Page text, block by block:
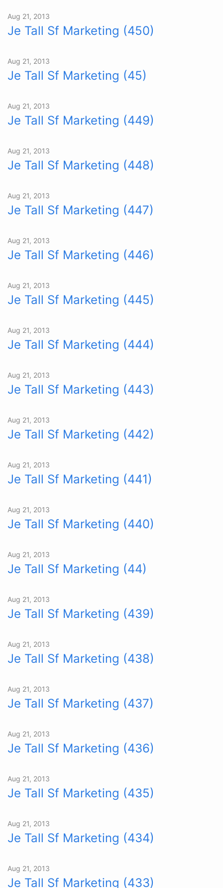
Aug 21, 2013
Je Tall Sf Marketing (450)
Aug 21, 2013
Je Tall Sf Marketing (45)
Aug 21, 2013
Je Tall Sf Marketing (449)
Aug 21, 2013
Je Tall Sf Marketing (448)
Aug 21, 2013
Je Tall Sf Marketing (447)
Aug 21, 2013
Je Tall Sf Marketing (446)
Aug 21, 2013
Je Tall Sf Marketing (445)
Aug 21, 2013
Je Tall Sf Marketing (444)
Aug 21, 2013
Je Tall Sf Marketing (443)
Aug 21, 2013
Je Tall Sf Marketing (442)
Aug 21, 2013
Je Tall Sf Marketing (441)
Aug 21, 2013
Je Tall Sf Marketing (440)
Aug 21, 2013
Je Tall Sf Marketing (44)
Aug 21, 2013
Je Tall Sf Marketing (439)
Aug 21, 2013
Je Tall Sf Marketing (438)
Aug 21, 2013
Je Tall Sf Marketing (437)
Aug 21, 2013
Je Tall Sf Marketing (436)
Aug 21, 2013
Je Tall Sf Marketing (435)
Aug 21, 2013
Je Tall Sf Marketing (434)
Aug 21, 2013
Je Tall Sf Marketing (433)